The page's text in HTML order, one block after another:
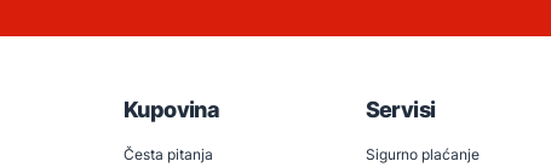
Kupovina
Česta pitanja
Servisi
Sigurno plaćanje